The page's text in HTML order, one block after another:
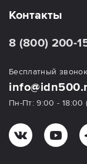
Контакты
8 (800) 200-
Бесплатный
Пн-Пт: 9:00 - 18:00